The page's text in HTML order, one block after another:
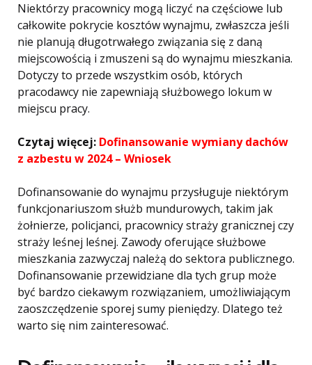
Niektórzy pracownicy mogą liczyć na częściowe lub
całkowite pokrycie kosztów wynajmu, zwłaszcza jeśli
nie planują długotrwałego związania się z daną
miejscowością i zmuszeni są do wynajmu mieszkania.
Dotyczy to przede wszystkim osób, których
pracodawcy nie zapewniają służbowego lokum w
miejscu pracy.
Czytaj więcej: Dofinansowanie wymiany dachów
z azbestu w 2024 – Wniosek
Dofinansowanie do wynajmu przysługuje niektórym
funkcjonariuszom służb mundurowych, takim jak
żołnierze, policjanci, pracownicy straży granicznej czy
straży leśnej leśnej. Zawody oferujące służbowe
mieszkania zazwyczaj należą do sektora publicznego.
Dofinansowanie przewidziane dla tych grup może
być bardzo ciekawym rozwiązaniem, umożliwiającym
zaoszczędzenie sporej sumy pieniędzy. Dlatego też
warto się nim zainteresować.